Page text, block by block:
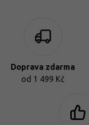
Doprava zdarma
od 1 499 Kč